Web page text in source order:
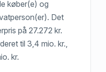
køber(e) og
Det
på 27.272 kr.
til 3,4 mio. kr.,
kr.